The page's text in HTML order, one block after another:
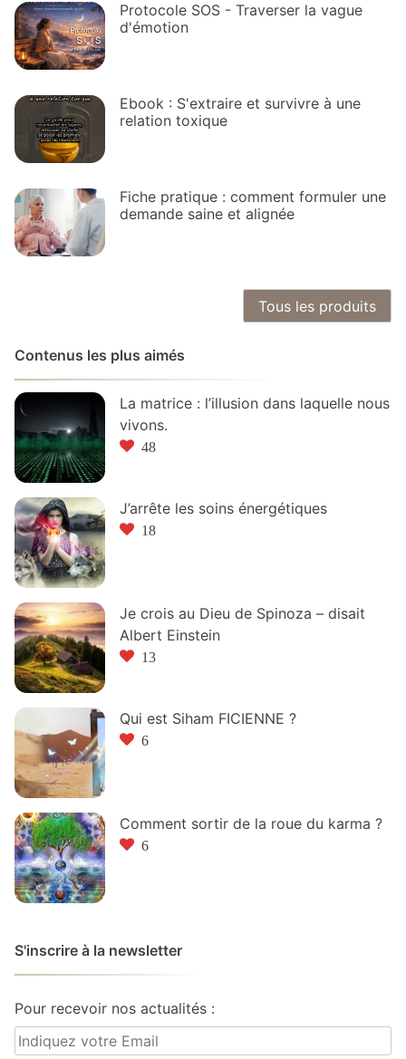
Protocole SOS - Traverser la vague
d'émotion
Ebook : S'extraire et survivre à une
relation toxique
Fiche pratique : comment formuler une
demande saine et alignée
Tous les produits
Contenus les plus aimés
La matrice : l’illusion dans laquelle nous
vivons.
48
J’arrête les soins énergétiques
18
Je crois au Dieu de Spinoza – disait
Albert Einstein
13
Qui est Siham FICIENNE ?
6
Comment sortir de la roue du karma ?
6
S'inscrire à la newsletter
Pour recevoir nos actualités :